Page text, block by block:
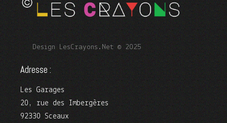
Design LesCrayons.Net © 2025
Adresse :
Les Garages
20, rue des Imbergères
92330 Sceaux